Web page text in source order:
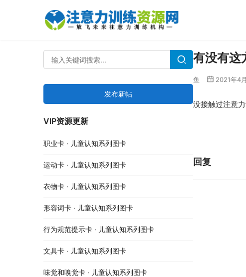
有没有这
鱼 2021年4
没接触过注意
回复
发布新帖
VIP资源更新
职业卡 · 儿童认知系列图卡
运动卡 · 儿童认知系列图卡
衣物卡 · 儿童认知系列图卡
形容词卡 · 儿童认知系列图卡
行为规范提示卡 · 儿童认知系列图卡
文具卡 · 儿童认知系列图卡
味觉和嗅觉卡 · 儿童认知系列图卡